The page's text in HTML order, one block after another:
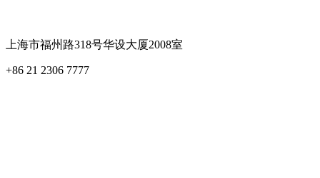
上海市福州路318号华设大厦2008室
+86 21 2306 7777